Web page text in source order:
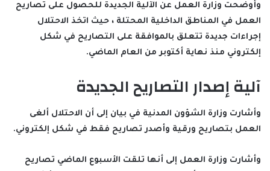
وأوضحت وزارة العمل عن الآلية الجديدة للحصول على تصاريح
العمل في المناطق الداخلية المحتلة ، حيث اتخذ الاحتلال
إجراءات جديدة تتعلق بالموافقة على التصاريح في شكل
إلكتروني منذ نهاية أكتوبر من العام الماضي.
آلية إصدار التصاريح الجديدة
وأشارت وزارة الشؤون المدنية في بيان إلى أن الاحتلال ألغى
العمل بتصاريح ورقية وأصدر تصاريح فقط في شكل إلكتروني.
وأشارت وزارة العمل إلى أنها تلقت الأسبوع الماضي تصاريح